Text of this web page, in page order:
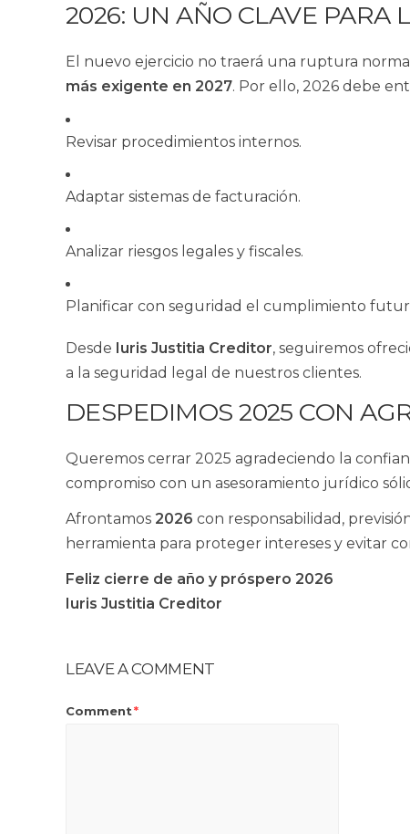
2026: UN AÑO CLAVE PARA
El nuevo ejercicio no traerá una ruptura
más exigente en 2027. Por ello, 2026 debe
Revisar procedimientos internos.
Adaptar sistemas de facturación.
Analizar riesgos legales y fiscales.
Planificar con seguridad el cumplimiento
Desde Iuris Justitia Creditor, seguiremos
a la seguridad legal de nuestros clientes.
DESPEDIMOS 2025 CON
Queremos cerrar 2025 agradeciendo la
compromiso con un asesoramiento jurídico
Afrontamos 2026 con responsabilidad,
herramienta para proteger intereses y evitar
Feliz cierre de año y próspero 2026
Iuris Justitia Creditor
LEAVE A COMMENT
Comment*